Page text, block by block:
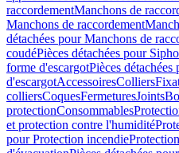
raccordementManchons de
Manchons de raccordement
détachées pour Manchons de
coudéPièces détachées pour
forme d'escargotPièces
d'escargotAccessoiresColliers
colliersCoquesFermeturesJoints
protectionConsommables
et protection contre l'humidité
pour Protection incendie